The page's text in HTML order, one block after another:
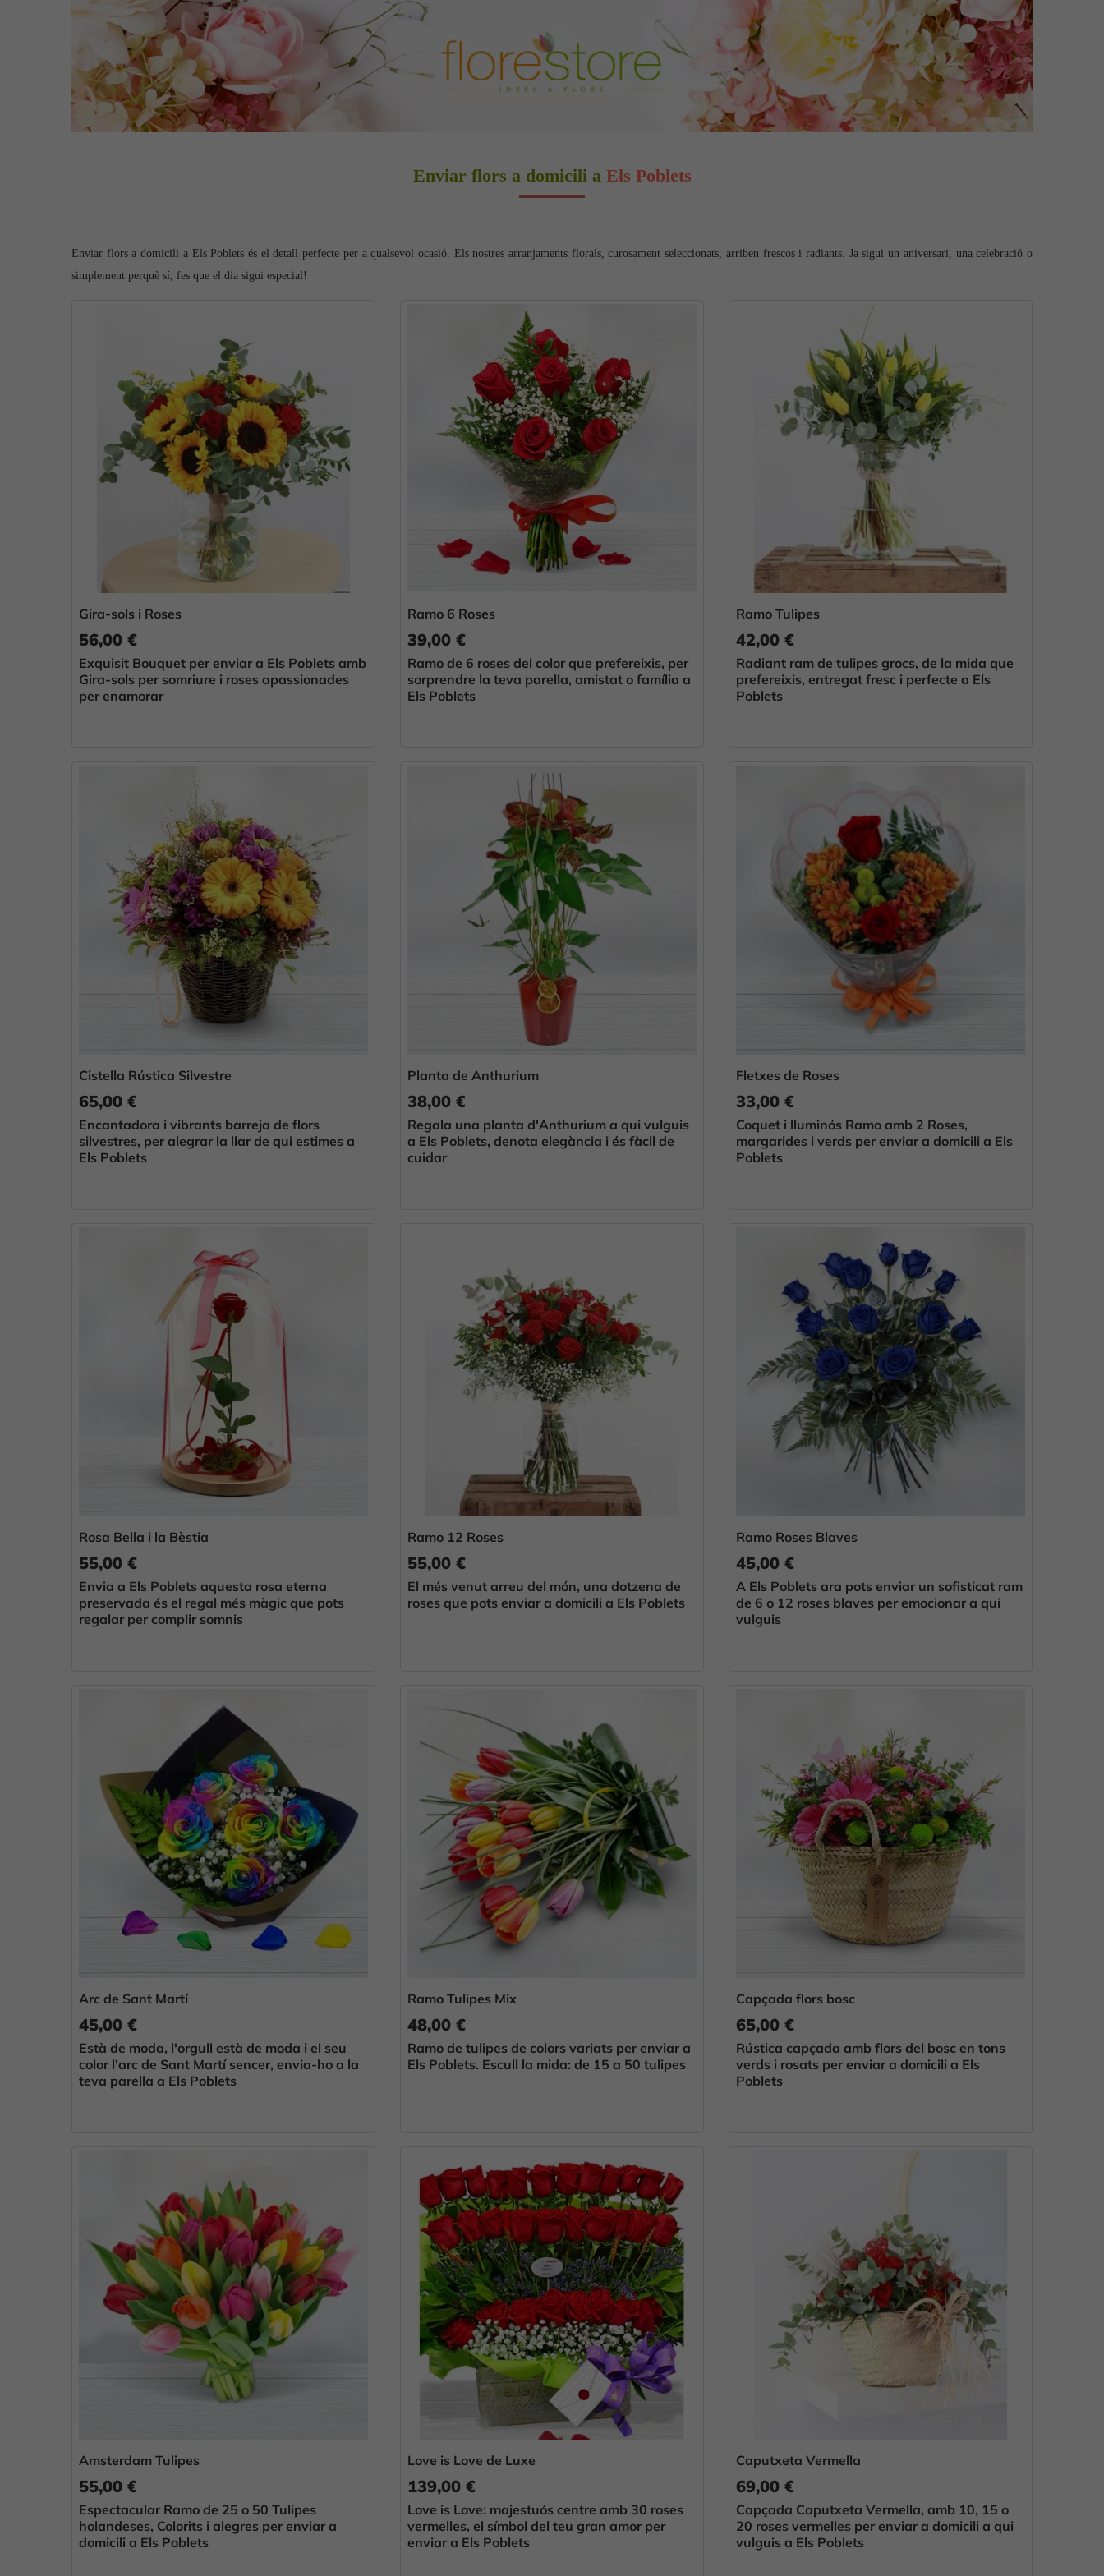
Enviar flors a domicili a Els Poblets
Enviar flors a domicili a Els Poblets és el detall perfecte per a qualsevol ocasió. Els nostres arranjaments florals, curosament seleccionats, arriben frescos i radiants. Ja sigui un aniversari, una celebració o
simplement perquè sí, fes que el dia sigui especial!
Gira-sols i Roses
56,00 €
Exquisit Bouquet per enviar a Els Poblets amb
Gira-sols per somriure i roses apassionades
per enamorar
Ramo 6 Roses
39,00 €
Ramo de 6 roses del color que prefereixis, per
sorprendre la teva parella, amistat o família a
Els Poblets
Ramo Tulipes
42,00 €
Radiant ram de tulipes grocs, de la mida que
prefereixis, entregat fresc i perfecte a Els
Poblets
Cistella Rústica Silvestre
65,00 €
Encantadora i vibrants barreja de flors
silvestres, per alegrar la llar de qui estimes a
Els Poblets
Planta de Anthurium
38,00 €
Regala una planta d'Anthurium a qui vulguis
a Els Poblets, denota elegància i és fàcil de
cuidar
Fletxes de Roses
33,00 €
Coquet i lluminós Ramo amb 2 Roses,
margarides i verds per enviar a domicili a Els
Poblets
Rosa Bella i la Bèstia
55,00 €
Envia a Els Poblets aquesta rosa eterna
preservada és el regal més màgic que pots
regalar per complir somnis
Ramo 12 Roses
55,00 €
El més venut arreu del món, una dotzena de
roses que pots enviar a domicili a Els Poblets
Ramo Roses Blaves
45,00 €
A Els Poblets ara pots enviar un sofisticat ram
de 6 o 12 roses blaves per emocionar a qui
vulguis
Arc de Sant Martí
45,00 €
Està de moda, l'orgull està de moda i el seu
color l'arc de Sant Martí sencer, envia-ho a la
teva parella a Els Poblets
Ramo Tulipes Mix
48,00 €
Ramo de tulipes de colors variats per enviar a
Els Poblets. Escull la mida: de 15 a 50 tulipes
Capçada flors bosc
65,00 €
Rústica capçada amb flors del bosc en tons
verds i rosats per enviar a domicili a Els
Poblets
Amsterdam Tulipes
55,00 €
Espectacular Ramo de 25 o 50 Tulipes
holandeses, Colorits i alegres per enviar a
domicili a Els Poblets
Love is Love de Luxe
139,00 €
Love is Love: majestuós centre amb 30 roses
vermelles, el símbol del teu gran amor per
enviar a Els Poblets
Caputxeta Vermella
69,00 €
Capçada Caputxeta Vermella, amb 10, 15 o
20 roses vermelles per enviar a domicili a qui
vulguis a Els Poblets